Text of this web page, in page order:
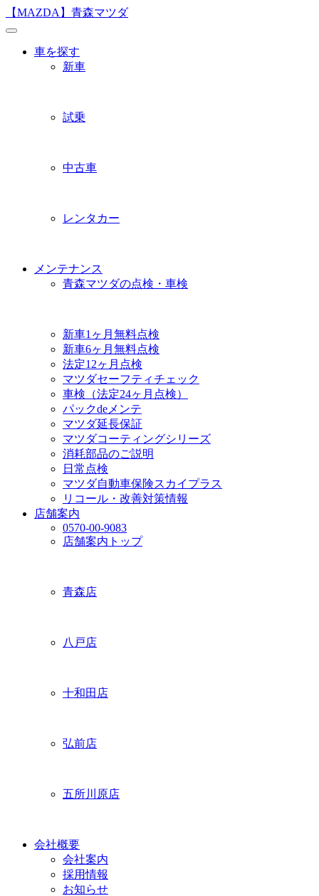
Skip
content
【MAZDA】青森マツダ
車を探す
新車
試乗
中古車
レンタカー
メンテナンス
青森マツダの点検・車検
新車1ヶ月無料点検
新車6ヶ月無料点検
法定12ヶ月点検
マツダセーフティチェック
車検（法定24ヶ月点検）
パックdeメンテ
マツダ延長保証
マツダコーティングシリーズ
消耗部品のご説明
日常点検
マツダ自動車保険スカイプラス
リコール・改善対策情報
店舗案内
0570-00-9083
店舗案内トップ
青森店
八戸店
十和田店
弘前店
五所川原店
会社概要
会社案内
採用情報
お知らせ